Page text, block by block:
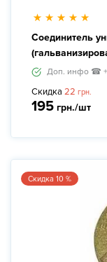
Соединитель
Доп. инфо ☎
Скидка 22 грн.
195 грн./шт
Скидка 10 %